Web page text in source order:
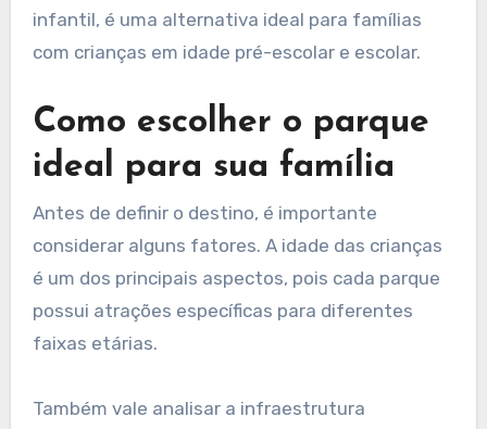
infantil, é uma alternativa ideal para famílias
com crianças em idade pré-escolar e escolar.
Como escolher o parque
ideal para sua família
Antes de definir o destino, é importante
considerar alguns fatores. A idade das crianças
é um dos principais aspectos, pois cada parque
possui atrações específicas para diferentes
faixas etárias.
Também vale analisar a infraestrutura